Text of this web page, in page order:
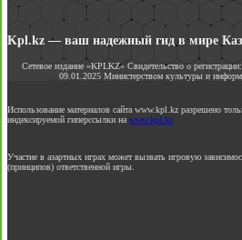
Kpl.kz — ваш надежный гид в мире
Сетевое издание «KPLKZ» Свидетельство о
09.01.2025 Министерством культуры и
Использование материалов сайта www.kpl.kz разрешено
индексируемой гиперссылки на www.kpl.kz
Участие в азартных играх может вызвать игровую
(принципов) ответственной игры.